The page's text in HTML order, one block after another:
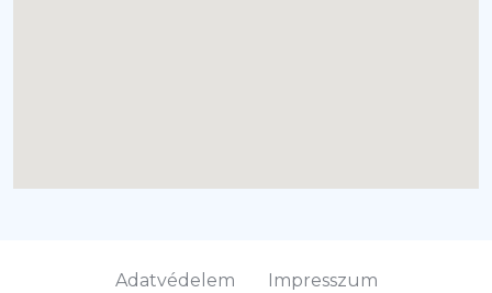
Adatvédelem
Impresszum